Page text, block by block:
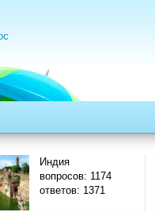
Индия
вопросов: 1174
ответов: 1371